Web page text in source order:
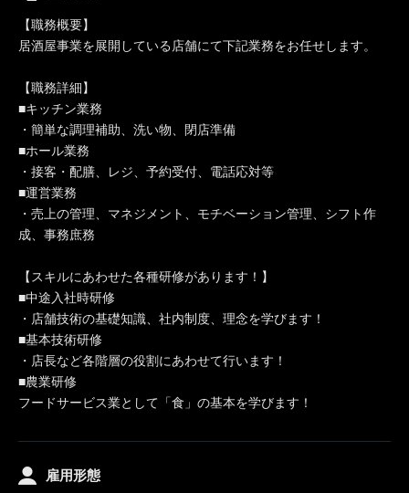
【職務概要】
居酒屋事業を展開している店舗にて下記業務をお任せします。
【職務詳細】
■キッチン業務
・簡単な調理補助、洗い物、閉店準備
■ホール業務
・接客・配膳、レジ、予約受付、電話応対等
■運営業務
・売上の管理、マネジメント、モチベーション管理、シフト作
成、事務庶務
【スキルにあわせた各種研修があります！】
■中途入社時研修
・店舗技術の基礎知識、社内制度、理念を学びます！
■基本技術研修
・店長など各階層の役割にあわせて行います！
■農業研修
フードサービス業として「食」の基本を学びます！
雇用形態